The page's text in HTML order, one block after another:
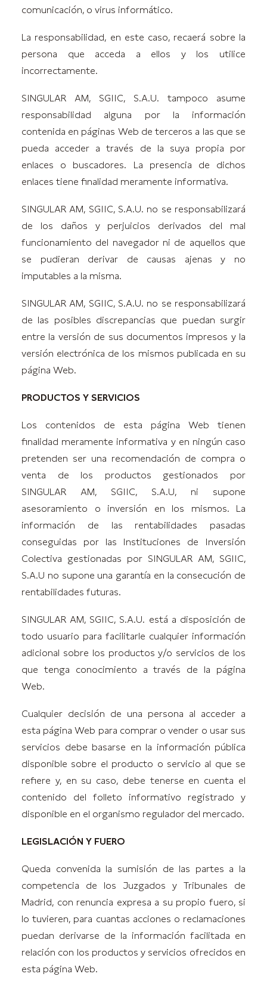
comunicación, o virus informático.
La responsabilidad, en este caso, recaerá sobre la
persona que acceda a ellos y los utilice
incorrectamente.
SINGULAR AM, SGIIC, S.A.U. tampoco asume
responsabilidad alguna por la información
contenida en páginas Web de terceros a las que se
pueda acceder a través de la suya propia por
enlaces o buscadores. La presencia de dichos
enlaces tiene finalidad meramente informativa.
SINGULAR AM, SGIIC, S.A.U. no se responsabilizará
de los daños y perjuicios derivados del mal
funcionamiento del navegador ni de aquellos que
se pudieran derivar de causas ajenas y no
imputables a la misma.
SINGULAR AM, SGIIC, S.A.U. no se responsabilizará
de las posibles discrepancias que puedan surgir
entre la versión de sus documentos impresos y la
versión electrónica de los mismos publicada en su
página Web.
PRODUCTOS Y SERVICIOS
Los contenidos de esta página Web tienen
finalidad meramente informativa y en ningún caso
pretenden ser una recomendación de compra o
venta de los productos gestionados por
SINGULAR AM, SGIIC, S.A.U, ni supone
asesoramiento o inversión en los mismos. La
información de las rentabilidades pasadas
conseguidas por las Instituciones de Inversión
Colectiva gestionadas por SINGULAR AM, SGIIC,
S.A.U no supone una garantía en la consecución de
rentabilidades futuras.
SINGULAR AM, SGIIC, S.A.U. está a disposición de
todo usuario para facilitarle cualquier información
adicional sobre los productos y/o servicios de los
que tenga conocimiento a través de la página
Web.
Cualquier decisión de una persona al acceder a
esta página Web para comprar o vender o usar sus
servicios debe basarse en la información pública
disponible sobre el producto o servicio al que se
refiere y, en su caso, debe tenerse en cuenta el
contenido del folleto informativo registrado y
disponible en el organismo regulador del mercado.
LEGISLACIÓN Y FUERO
Queda convenida la sumisión de las partes a la
competencia de los Juzgados y Tribunales de
Madrid, con renuncia expresa a su propio fuero, si
lo tuvieren, para cuantas acciones o reclamaciones
puedan derivarse de la información facilitada en
relación con los productos y servicios ofrecidos en
esta página Web.